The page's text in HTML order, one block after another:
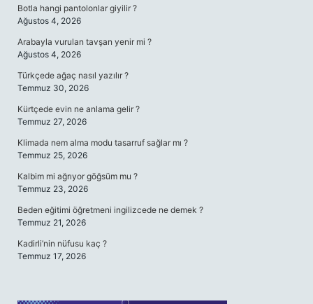
Botla hangi pantolonlar giyilir ?
Ağustos 4, 2026
Arabayla vurulan tavşan yenir mi ?
Ağustos 4, 2026
Türkçede ağaç nasıl yazılır ?
Temmuz 30, 2026
Kürtçede evin ne anlama gelir ?
Temmuz 27, 2026
Klimada nem alma modu tasarruf sağlar mı ?
Temmuz 25, 2026
Kalbim mi ağrıyor göğsüm mu ?
Temmuz 23, 2026
Beden eğitimi öğretmeni ingilizcede ne demek ?
Temmuz 21, 2026
Kadirli’nin nüfusu kaç ?
Temmuz 17, 2026